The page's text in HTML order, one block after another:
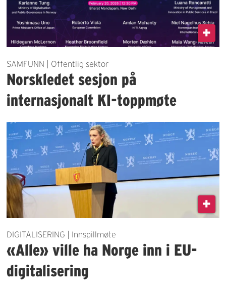
SAMFUNN | Offentlig sektor
Norskledet sesjon på
internasjonalt KI-toppmøte
DIGITALISERING | Innspillmøte
«Alle» ville ha Norge inn i EU-
digitalisering